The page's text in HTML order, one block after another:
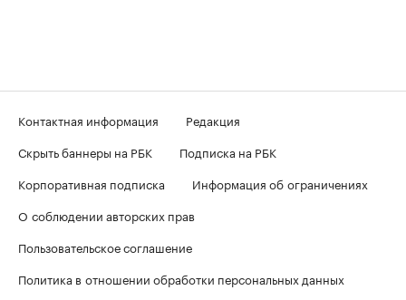
Контактная информация
Редакция
Скрыть баннеры на РБК
Подписка на РБК
Корпоративная подписка
Информация об ограничениях
О соблюдении авторских прав
Пользовательское соглашение
Политика в отношении обработки персональных данных